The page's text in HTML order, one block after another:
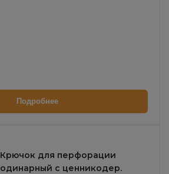
Подробнее
Крючок для перфорации
одинарный с ценникодер.